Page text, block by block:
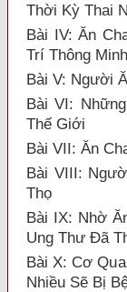
Thời Kỳ Thai
Bài IV: Ăn
Trí Thông
Bài V: Người
Bài VI:
Thế Giới
Bài VII: Ăn
Bài VIII:
Thọ
Bài IX: Nhờ
Ung Thư Đã
Bài X: Cơ
Nhiều Sẽ Bị